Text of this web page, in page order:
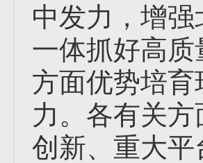
中发力，增
一体抓好高
方面优势培
力。各有关
创新、重大